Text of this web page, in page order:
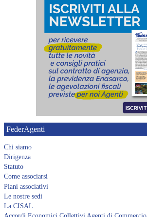
FederAgenti
Chi siamo
Dirigenza
Statuto
Come associarsi
Piani associativi
Le nostre sedi
La CISAL